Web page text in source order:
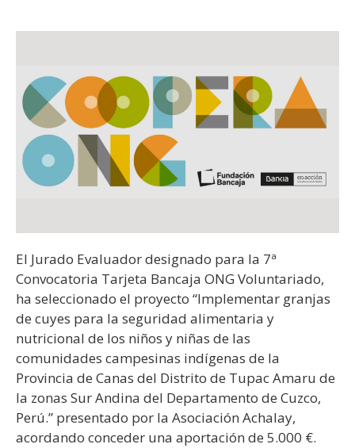
El Jurado Evaluador designado para la 7ª
Convocatoria Tarjeta Bancaja ONG Voluntariado,
ha seleccionado el proyecto “Implementar granjas
de cuyes para la seguridad alimentaria y
nutricional de los niños y niñas de las
comunidades campesinas indígenas de la
Provincia de Canas del Distrito de Tupac Amaru de
la zonas Sur Andina del Departamento de Cuzco,
Perú.” presentado por la Asociación Achalay,
acordando conceder una aportación de 5.000 €.